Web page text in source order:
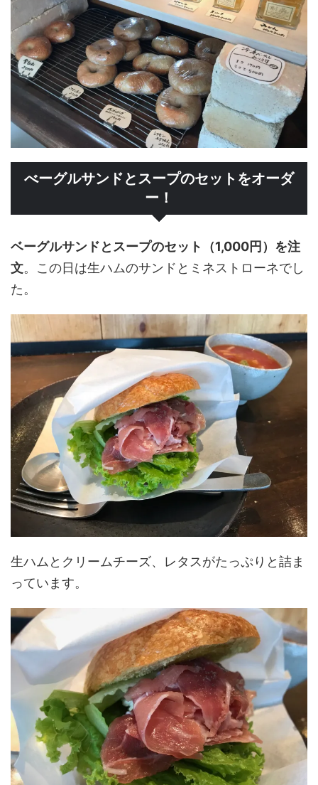
べーグルサンドとスープのセットをオーダ
ー！
ベーグルサンドとスープのセット（1,000円）を注
文。この日は生ハムのサンドとミネストローネでし
た。
生ハムとクリームチーズ、レタスがたっぷりと詰ま
っています。